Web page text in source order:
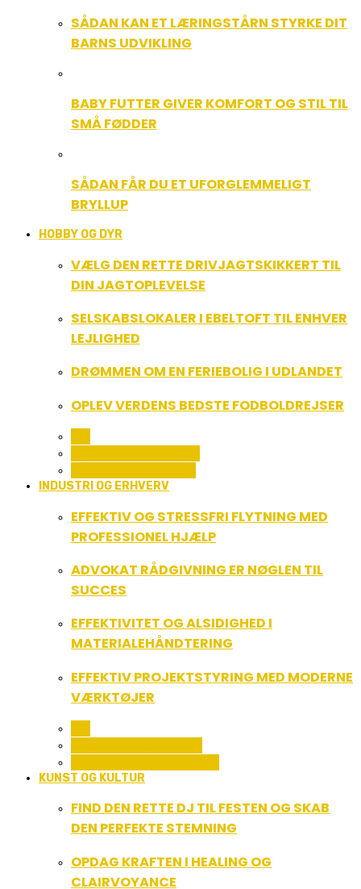
SÅDAN KAN ET LÆRINGSTÅRN STYRKE DIT
BARNS UDVIKLING
BABY FUTTER GIVER KOMFORT OG STIL TIL
SMÅ FØDDER
SÅDAN FÅR DU ET UFORGLEMMELIGT
BRYLLUP
HOBBY OG DYR
VÆLG DEN RETTE DRIVJAGTSKIKKERT TIL
DIN JAGTOPLEVELSE
SELSKABSLOKALER I EBELTOFT TIL ENHVER
LEJLIGHED
DRØMMEN OM EN FERIEBOLIG I UDLANDET
OPLEV VERDENS BEDSTE FODBOLDREJSER
INDUSTRI OG ERHVERV
EFFEKTIV OG STRESSFRI FLYTNING MED
PROFESSIONEL HJÆLP
ADVOKAT RÅDGIVNING ER NØGLEN TIL
SUCCES
EFFEKTIVITET OG ALSIDIGHED I
MATERIALEHÅNDTERING
EFFEKTIV PROJEKTSTYRING MED MODERNE
VÆRKTØJER
KUNST OG KULTUR
FIND DEN RETTE DJ TIL FESTEN OG SKAB
DEN PERFEKTE STEMNING
OPDAG KRAFTEN I HEALING OG
CLAIRVOYANCE